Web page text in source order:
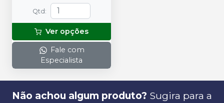
Qtd:
Ver opções
Fale com
Especialista
Não achou algum produto? Sugira para a